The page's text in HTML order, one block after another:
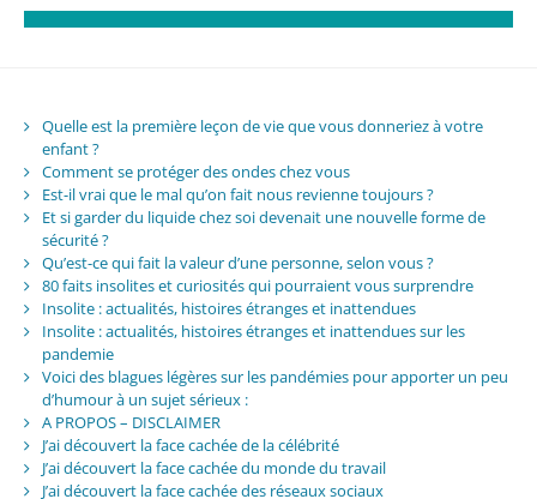
Quelle est la première leçon de vie que vous donneriez à votre
enfant ?
Comment se protéger des ondes chez vous
Est-il vrai que le mal qu’on fait nous revienne toujours ?
Et si garder du liquide chez soi devenait une nouvelle forme de
sécurité ?
Qu’est-ce qui fait la valeur d’une personne, selon vous ?
80 faits insolites et curiosités qui pourraient vous surprendre
Insolite : actualités, histoires étranges et inattendues
Insolite : actualités, histoires étranges et inattendues sur les
pandemie
Voici des blagues légères sur les pandémies pour apporter un peu
d’humour à un sujet sérieux :
A PROPOS – DISCLAIMER
J’ai découvert la face cachée de la célébrité
J’ai découvert la face cachée du monde du travail
J’ai découvert la face cachée des réseaux sociaux